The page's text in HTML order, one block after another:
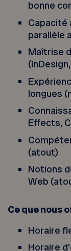
bonne
Capacité
parallèle
Maîtrise
longues
Effects,
(atout)
Notions
Web
Ce que nous
Horaire
Horaire